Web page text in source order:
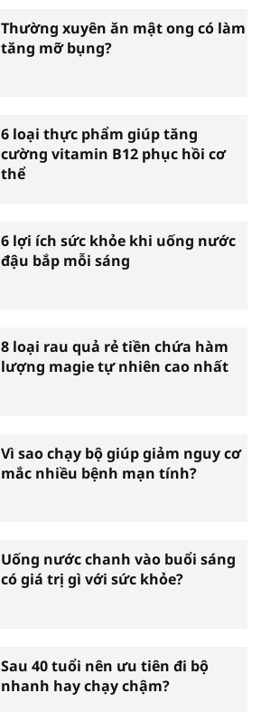
Thường xuyên ăn mật ong có làm
tăng mỡ bụng?
6 loại thực phẩm giúp tăng
cường vitamin B12 phục hồi cơ
thể
6 lợi ích sức khỏe khi uống nước
đậu bắp mỗi sáng
8 loại rau quả rẻ tiền chứa hàm
lượng magie tự nhiên cao nhất
Vì sao chạy bộ giúp giảm nguy cơ
mắc nhiều bệnh mạn tính?
Uống nước chanh vào buổi sáng
có giá trị gì với sức khỏe?
Sau 40 tuổi nên ưu tiên đi bộ
nhanh hay chạy chậm?